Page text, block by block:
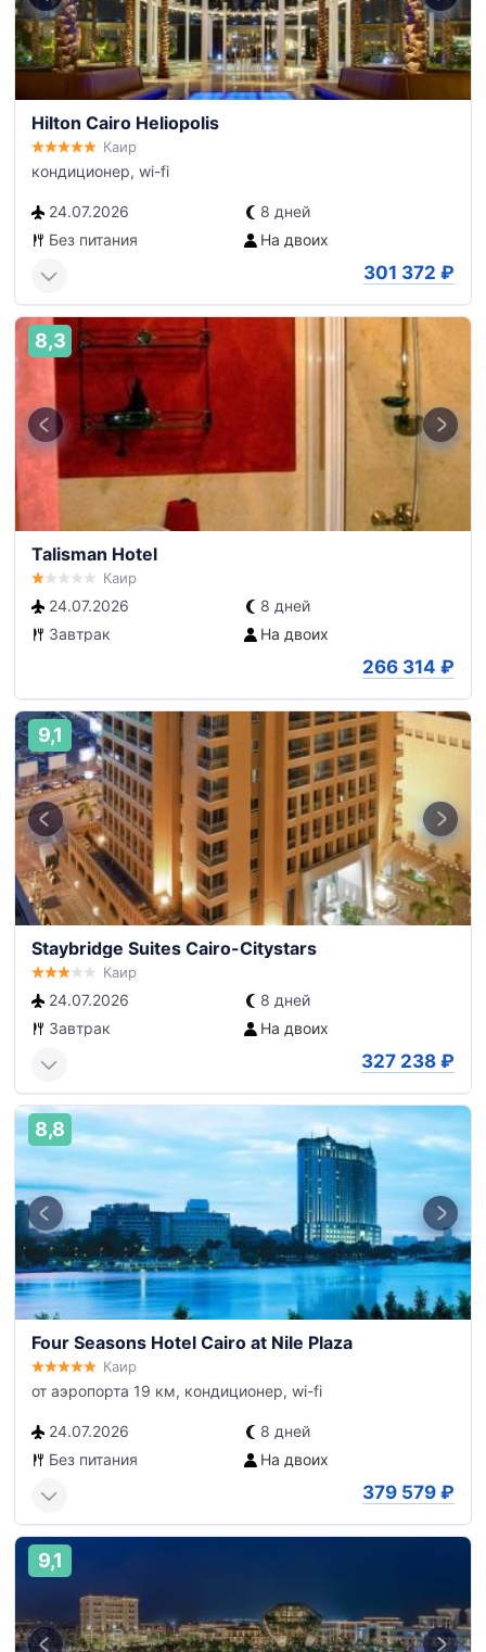
Hilton Cairo Heliopolis
Каир
кондиционер, wi-fi
24.07.2026
8 дней
Без питания
На двоих
301 372 ₽
8,3
Talisman Hotel
Каир
24.07.2026
8 дней
Завтрак
На двоих
266 314 ₽
9,1
Staybridge Suites Cairo-Citystars
Каир
24.07.2026
8 дней
Завтрак
На двоих
327 238 ₽
8,8
Four Seasons Hotel Cairo at Nile Plaza
Каир
от аэропорта 19 км, кондиционер, wi-fi
24.07.2026
8 дней
Без питания
На двоих
379 579 ₽
9,1